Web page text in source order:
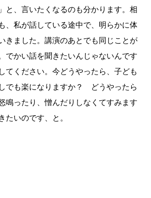
と、言いたくなるのも分かります。相
、私が話している途中で、明らかに体
きました。講演のあとでも同じことが
でかい話を聞きたいんじゃないんです
てください。今どうやったら、子ども
でも楽になりますか？ どうやったら
鳴ったり、憎んだりしなくてすみます
いのです、と。